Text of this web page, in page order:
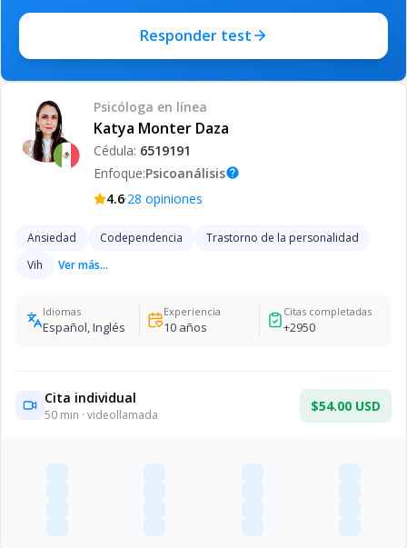
Responder test
Psicóloga en línea
Katya Monter Daza
Cédula: 6519191
Enfoque:Psicoanálisishelp
4.6·28 opiniones
Ansiedad Codependencia
Trastorno de la personalidad
Vih
Ver más...
Idiomas
Español, Inglés
Experiencia
10años
Citas completadas
+2950
Cita individual
50 min · videollamada
$54.00 USD